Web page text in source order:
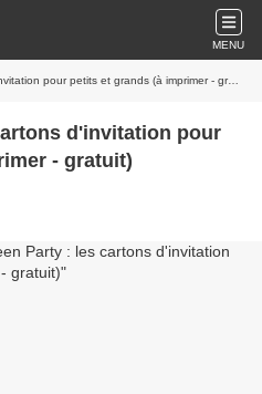
MENU
pour petits et grands (à imprimer - gratuit)
d'invitation pour
- gratuit)